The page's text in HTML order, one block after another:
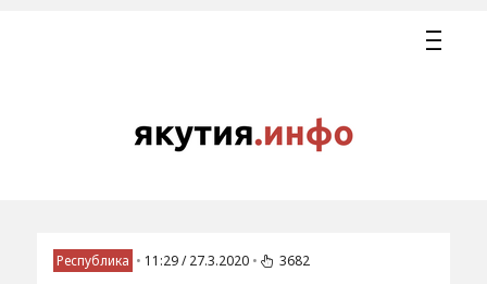
Республика • 11:29 / 27.3.2020 • 3682